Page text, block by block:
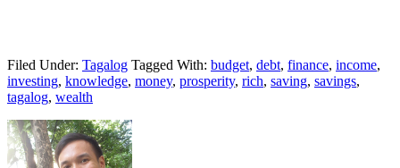
Filed Under: Tagalog Tagged With: budget, debt, finance, income,
investing, knowledge, money, prosperity, rich, saving, savings,
tagalog, wealth